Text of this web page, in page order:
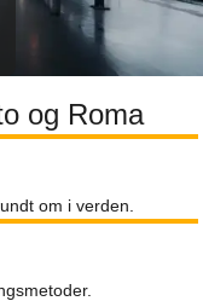
og Roma
om i verden.